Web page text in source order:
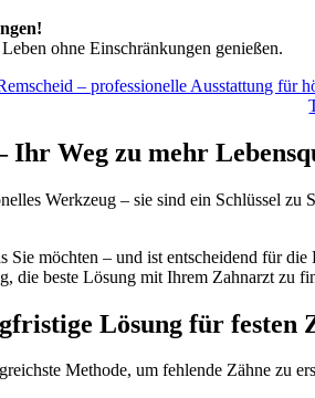
ohne Einschränkungen genießen.
Ihr Weg zu mehr
Werkzeug – sie sind ein Schlüssel
Sie möchten – und ist entscheidend für
die beste Lösung mit Ihrem Zahnarzt zu
Lösung für festen
Methode, um fehlende Zähne zu